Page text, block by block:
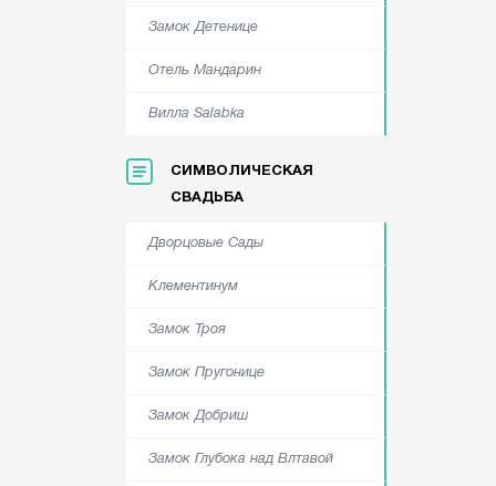
Замок Детенице
Отель Мандарин
Вилла Salabka
СИМВОЛИЧЕСКАЯ
СВАДЬБА
Дворцовые Сады
Клементинум
Замок Троя
Замок Пругонице
Замок Добриш
Замок Глубока над Влтавой